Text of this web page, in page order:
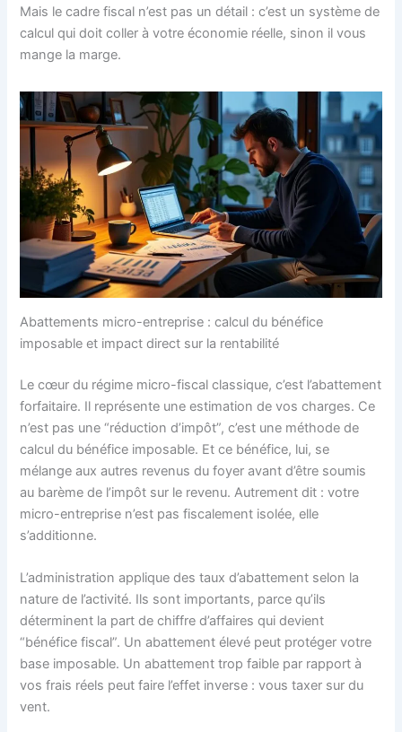
Mais le cadre fiscal n’est pas un détail : c’est un système de
calcul qui doit coller à votre économie réelle, sinon il vous
mange la marge.
Abattements micro-entreprise : calcul du bénéfice
imposable et impact direct sur la rentabilité
Le cœur du régime micro-fiscal classique, c’est l’abattement
forfaitaire. Il représente une estimation de vos charges. Ce
n’est pas une “réduction d’impôt”, c’est une méthode de
calcul du bénéfice imposable. Et ce bénéfice, lui, se
mélange aux autres revenus du foyer avant d’être soumis
au barème de l’impôt sur le revenu. Autrement dit : votre
micro-entreprise n’est pas fiscalement isolée, elle
s’additionne.
L’administration applique des taux d’abattement selon la
nature de l’activité. Ils sont importants, parce qu’ils
déterminent la part de chiffre d’affaires qui devient
“bénéfice fiscal”. Un abattement élevé peut protéger votre
base imposable. Un abattement trop faible par rapport à
vos frais réels peut faire l’effet inverse : vous taxer sur du
vent.